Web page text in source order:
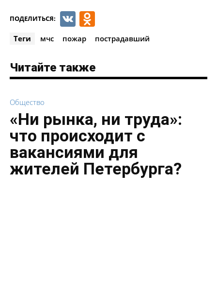
ПОДЕЛИТЬСЯ: VK
Теги мчс пожар пострадавший
Читайте также
Общество
«Ни рынка, ни труда»:
что происходит с
вакансиями для
жителей Петербурга?